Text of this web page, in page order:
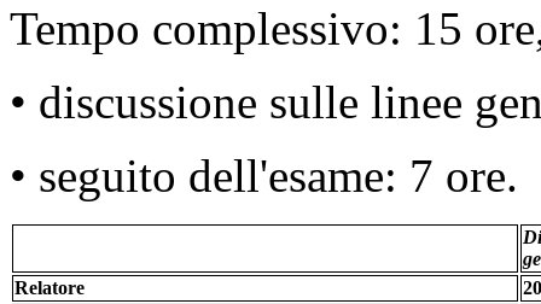
Tempo complessivo: 15
• discussione sulle linee
• seguito dell'esame: 7 ore.
Relatore